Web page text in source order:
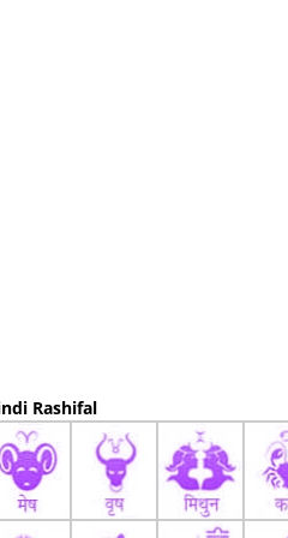
Rashifal